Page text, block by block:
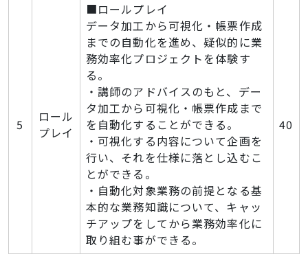
5
ロール
プレイ
■ロールプレイ
データ加工から可視化・帳票作成
までの自動化を進め、疑似的に業
務効率化プロジェクトを体験す
る。
・講師のアドバイスのもと、デー
タ加工から可視化・帳票作成まで
を自動化することができる。
・可視化する内容について企画を
行い、それを仕様に落とし込むこ
とができる。
・自動化対象業務の前提となる基
本的な業務知識について、キャッ
チアップをしてから業務効率化に
取り組む事ができる。
40